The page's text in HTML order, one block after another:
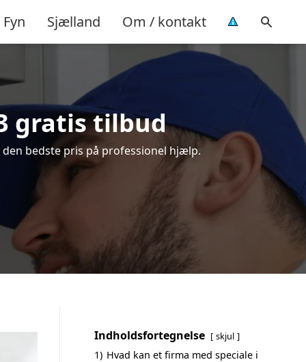
Fyn Sjælland Om / kontakt
gratis tilbud
bedste pris på professionel hjælp.
Indholdsfortegnelse skjul
1) Hvad kan et firma med speciale i